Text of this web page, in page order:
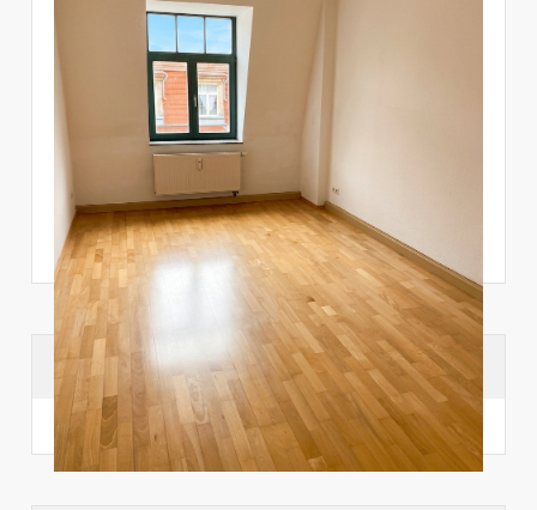
Suchhistorie
noch nichts angesehen